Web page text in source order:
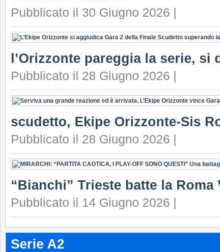
Pubblicato il 30 Giugno 2026 |
l’Orizzonte pareggia la serie,
Pubblicato il 28 Giugno 2026 |
scudetto, Ekipe Orizzonte-Sis
Pubblicato il 28 Giugno 2026 |
“Bianchi” Trieste batte la Roma
Pubblicato il 14 Giugno 2026 |
Serie A2